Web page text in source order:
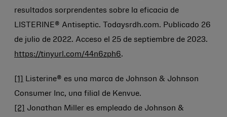
resultados sorprendentes sobre la eficacia de
LISTERINE® Antiseptic. Todaysrdh.com. Publicado 26
de julio de 2022. Acceso el 25 de septiembre de 2023.
https://tinyurl.com/44n6zph6.
[1] Listerine® es una marca de Johnson & Johnson
Consumer Inc, una filial de Kenvue.
[2] Jonathan Miller es empleado de Johnson &